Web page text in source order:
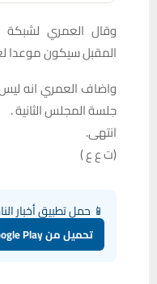
وقال العمري لشبكة
المقبل سيكون
واضاف العمري انه
جلسة المجلس الثانية .
انتهى.
(ت ع ع )
📱 حمل تطبيق أخبار
تحميل من Google Play